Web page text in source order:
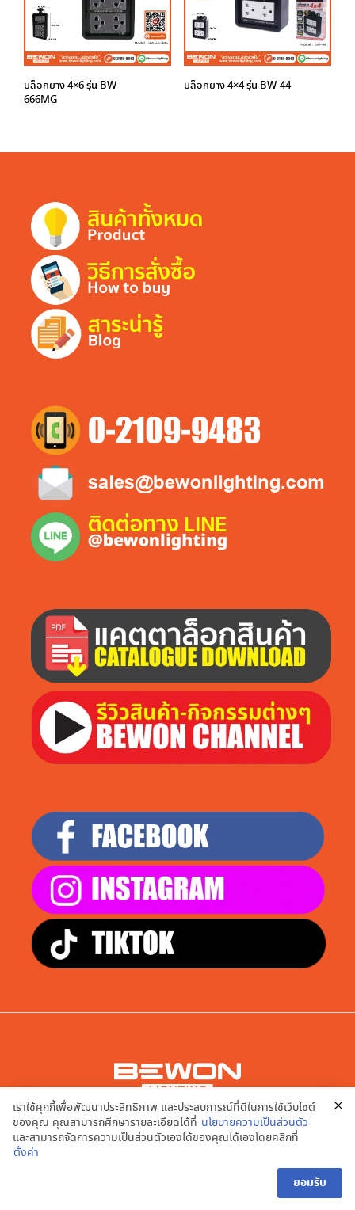
บล็อกยาง 4×6 รุ่น BW-
666MG
บล็อกยาง 4×4 รุ่น BW-44
บริษัท เอพี สมาร์ท จำกัด
9/20,21,22,23,24 หมู่ที่ 2 ต.บางคูเวียง อ.บางกรวย จ.นนทบุรี
11130
เราใช้คุกกี้เพื่อพัฒนาประสิทธิภาพ และประสบการณ์ที่ดีในการใช้เว็บไซต์
ของคุณ คุณสามารถศึกษารายละเอียดได้ที่ นโยบายความเป็นส่วนตัว
และสามารถจัดการความเป็นส่วนตัวเองได้ของคุณได้เองโดยคลิกที่
ตั้งค่า
ยอมรับ